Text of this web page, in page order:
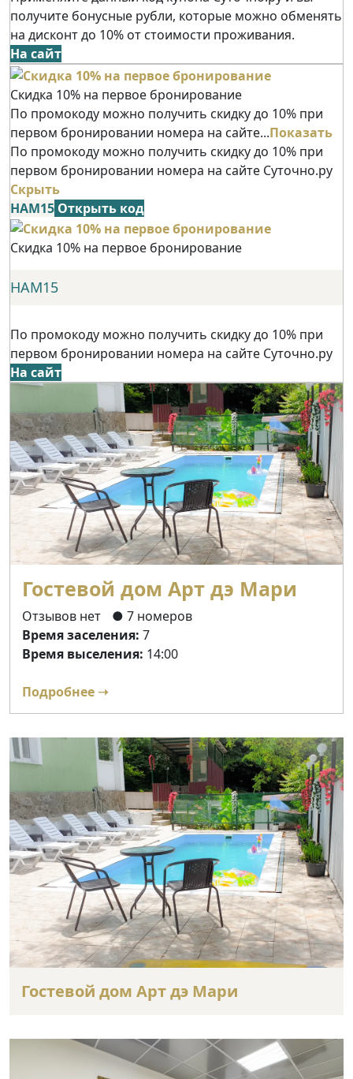
получите бонусные рубли, которые можно обменять
на дисконт до 10% от стоимости проживания.
На сайт
Скидка 10% на первое бронирование
По промокоду можно получить скидку до 10% при
первом бронировании номера на сайте...Показать
По промокоду можно получить скидку до 10% при
первом бронировании номера на сайте Суточно.ру
Скрыть
НАМ15 Открыть код
Скидка 10% на первое бронирование
НАМ15
По промокоду можно получить скидку до 10% при
первом бронировании номера на сайте Суточно.ру
На сайт
Гостевой дом Арт дэ Мари
Отзывов нет
● 7 номеров
Время заселения: 7
Время выселения: 14:00
Подробнее ➝
Гостевой дом Арт дэ Мари